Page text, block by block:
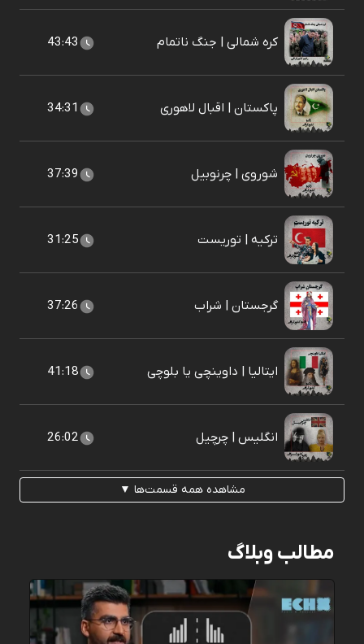
کره شمالی | جنگ ناتمام 43:43
پاکستان | اقبال لاهوری 34:31
شوروی | چرنوبیل 37:39
ترکیه | توریست 31:25
گرجستان | شراب 37:26
ایتالیا | داوینچی یا بلوچی 41:18
انگلیس | چرچیل 26:02
مشاهده همه قسمت‌ها ▼
مطالب وبلاگ